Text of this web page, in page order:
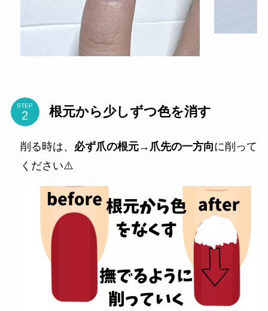
STEP 根元から少しずつ色を消す
削る時は、 必ず爪の根元→爪先の一方向に削って
ください⚠️